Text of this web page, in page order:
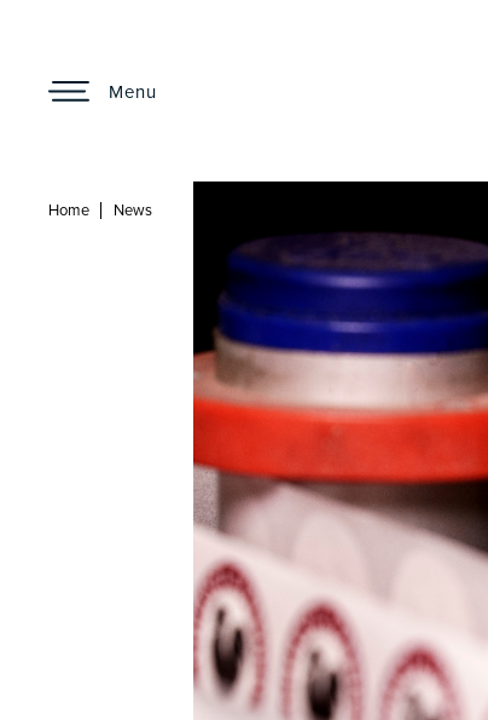
Menu
Home News